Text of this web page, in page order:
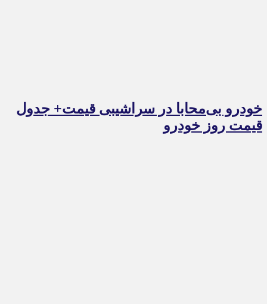
خودرو بی‌محابا در سراشیبی قیمت+ جدول
قیمت روز خودرو